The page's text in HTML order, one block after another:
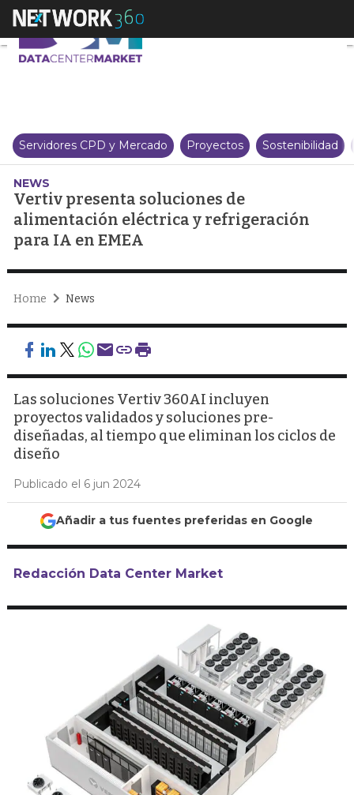
Vertiv presenta soluciones de
Servidores CPD y Mercado Proyectos Sostenibilidad
NEWS
Vertiv presenta soluciones de
alimentación eléctrica y refrigeración
para IA en EMEA
Home News
Las soluciones Vertiv 360AI incluyen
proyectos validados y soluciones pre-
diseñadas, al tiempo que eliminan los ciclos de
diseño
Publicado el 6 jun 2024
Añadir a tus fuentes preferidas en Google
Redacción Data Center Market